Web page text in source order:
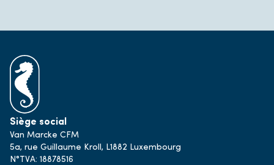
Siège social
Van Marcke CFM
5a, rue Guillaume Kroll, L1882 Luxembourg
N°TVA: 18878516